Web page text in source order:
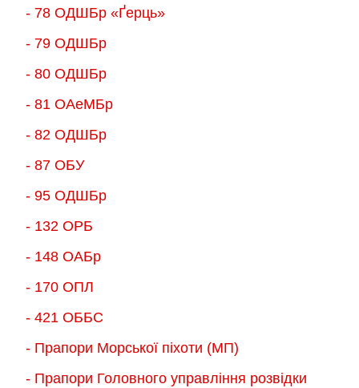
- 78 ОДШБр «Ґерць»
- 79 ОДШБр
- 80 ОДШБр
- 81 ОАеМБр
- 82 ОДШБр
- 87 ОБУ
- 95 ОДШБр
- 132 ОРБ
- 148 ОАБр
- 170 ОПЛ
- 421 ОББС
- Прапори Морської піхоти (МП)
- Прапори Головного управління розвідки